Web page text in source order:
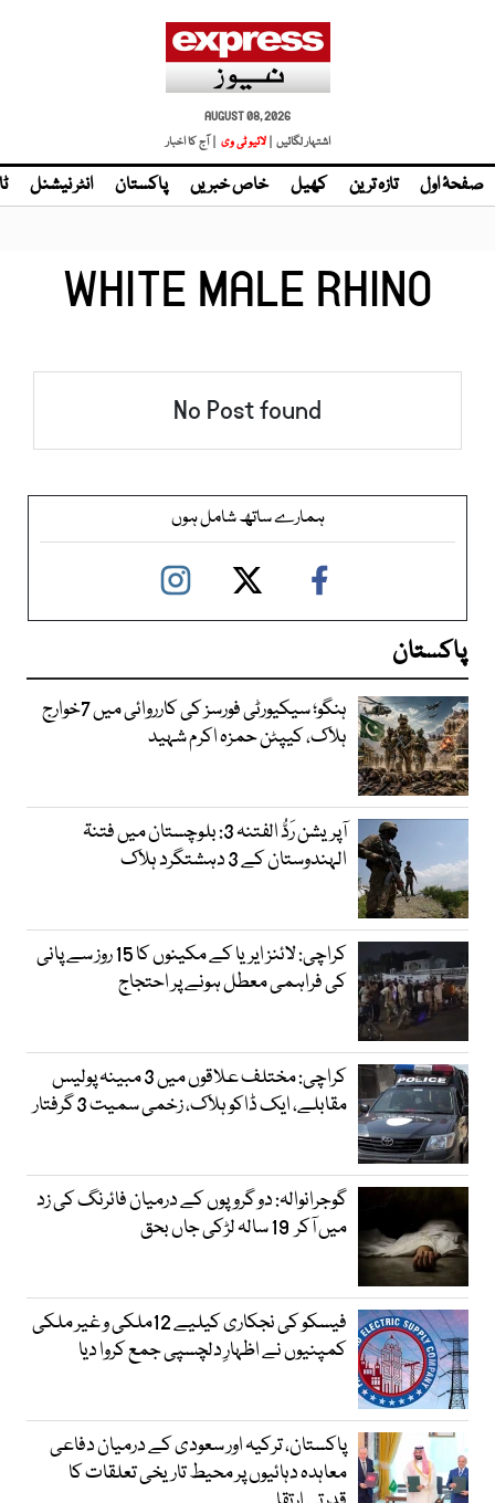
AUGUST 08, 2026
اشتہار لگائیں | لائیو ٹی وی | آج کا اخبار
صفحۂ اول تازہ ترین کھیل خاص خبریں پاکستان انٹر نیشنل
WHITE MALE RHINO
No Post found
ہمارے ساتھ شامل ہوں
پاکستان
ہنگو؛ سیکیورٹی فورسز کی کارروائی میں 7خوارج
ہلاک، کیپٹن حمزہ اکرم شہید
آپریشن رَدُّ الفتنہ 3: بلوچستان میں فتنۃ
الہندوستان کے 3 دہشتگرد ہلاک
کراچی: لائنز ایریا کے مکینوں کا 15 روز سے پانی
کی فراہمی معطل ہونے پر احتجاج
کراچی: مختلف علاقوں میں 3 مبینہ پولیس
مقابلے، ایک ڈاکو ہلاک، زخمی سمیت 3 گرفتار
گوجرانوالہ: دو گروپوں کے درمیان فائرنگ کی زد
میں آکر 19 سالہ لڑکی جاں بحق
فیسکو کی نجکاری کیلیے 12ملکی و غیر ملکی
کمپنیوں نے اظہارِ دلچسپی جمع کروا دیا
پاکستان، ترکیہ اور سعودی کے درمیان دفاعی
معاہدہ دہائیوں پر محیط تاریخی تعلقات کا